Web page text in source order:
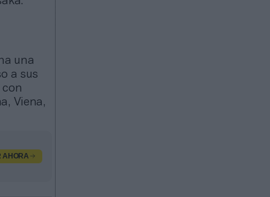
una
a sus
con
Viena,
AHORA